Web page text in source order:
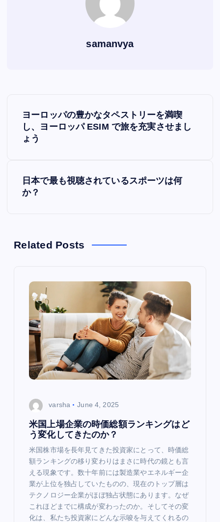
samanvya
v
ヨーロッパの豊かなタペストリーを満喫
し、ヨーロッパ ESIM で旅を充実させまし
ょう
日本で最も視聴されているスポーツは何
か？
Related Posts
varsha June 4, 2025
米国上場企業の時価総額ランキングはど
う変化してきたのか？
米国株市場を長年見てきた投資家にとって、時価総
額ランキングの移り変わりはまさに時代の鏡とも言
える現象です。数十年前には製造業やエネルギー企
業が上位を独占していたものの、現在のトップ層は
テクノロジー企業がほぼ独占状態にあります。なぜ
これほどまでに構成が変わったのか。そしてその変
化は、私たち投資家にどんな示唆を与えてくれるの